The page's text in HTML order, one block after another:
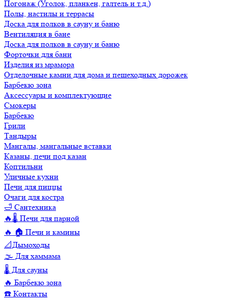
Погонаж (Уголок, планкен, галтель и т.д.)
Полы, настилы и террасы
Доска для полков в сауну и баню
Вентиляция в бане
Доска для полков в сауну и баню
Форточки для бани
Изделия из мрамора
Отделочные камни для дома и пешеходных дорожек
Барбекю зона
Аксессуары и комплектующие
Смокеры
Барбекю
Грили
Тандыры
Мангалы, мангальные вставки
Казаны, печи под казан
Коптильни
Уличные кухни
Печи для пиццы
Очаги для костра
🛁 Сантехника
🔥🌡️ Печи для парной
🔥 🏠 Печи и камины
📐Дымоходы
🌫️ Для хаммама
🌡️ Для сауны
🔥 Барбекю зона
☎️ Контакты